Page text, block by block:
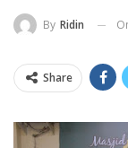
By Ridin
Share